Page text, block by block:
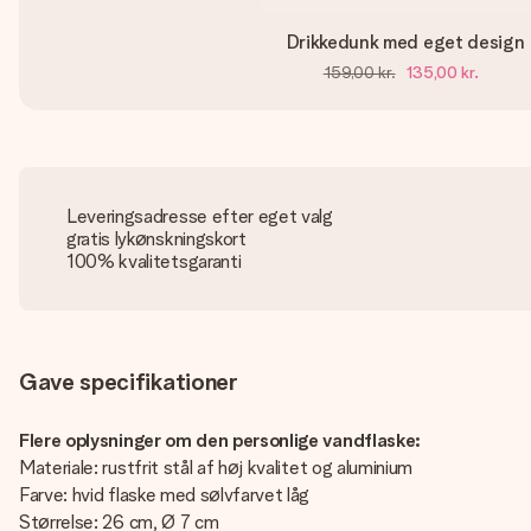
Drikkedunk med eget design
159,00 kr. 135,00 kr.
Leveringsadresse efter eget valg
gratis lykønskningskort
100% kvalitetsgaranti
Gave specifikationer
Flere oplysninger om den personlige vandflaske:
Materiale: rustfrit stål af høj kvalitet og aluminium
Farve: hvid flaske med sølvfarvet låg
Størrelse: 26 cm, Ø 7 cm